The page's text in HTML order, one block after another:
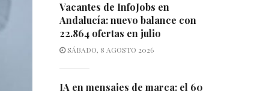
Vacantes de InfoJobs en
Andalucía: nuevo balance con
22.864 ofertas en julio
SÁBADO, 8 AGOSTO 2026
IA en mensajes de marca: el 60